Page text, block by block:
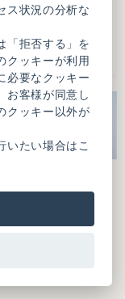
ス状況の分析な
「拒否する」を
クッキーが利用
必要なクッキー
お客様が同意し
クッキー以外が
いたい場合はこ